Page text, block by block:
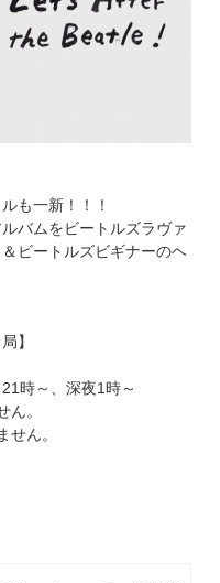
も一新！！！
バムをビートルズラヴァ
ビートルズビギナーのヘ
】
時～、深夜1時～
ん。
せん。